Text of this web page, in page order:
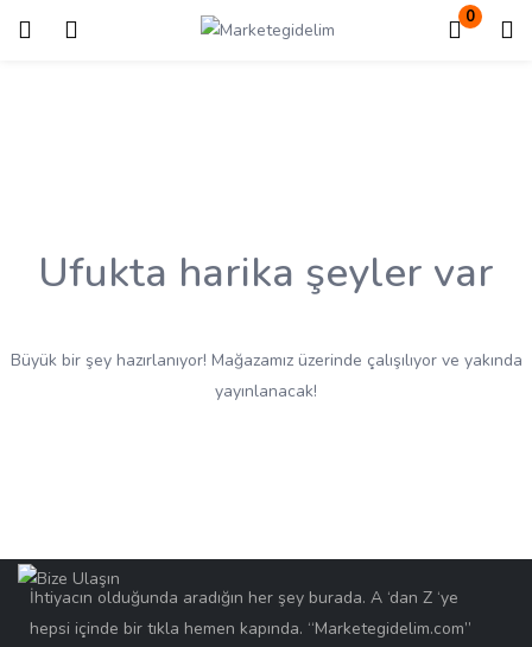
0
Giriş Kayıt ol
Ufukta harika şeyler var
Büyük bir şey hazırlanıyor! Mağazamız üzerinde çalışılıyor ve yakında
yayınlanacak!
İhtiyacın olduğunda aradığın her şey burada. A ‘dan Z ‘ye
hepsi içinde bir tıkla hemen kapında. “Marketegidelim.com”